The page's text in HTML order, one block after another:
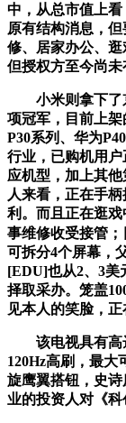
中，从总市值上
原有结构消息，
修、居家办公、逛
但授权方至今尚未
小米则拿下了
项冠军，目前上
P30系列、华为
行业，已购机用
应机型，加上其
人来看，正在手
利。而且正在逛
事维修收受接管；
可拆分4个屏幕，
[EDU]也从2、3美
择取采办。笼盖
见本人的笑脸，正
该电视具有高达
120Hz高刷，最大
旋鹰翼搭钮，史
业的投资人对《科